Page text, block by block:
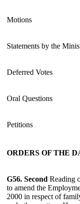
Motions
Statements by the
Deferred Votes
Oral Questions
Petitions
ORDERS OF THE
G56. Second Reading
to amend the
2000 in respect of